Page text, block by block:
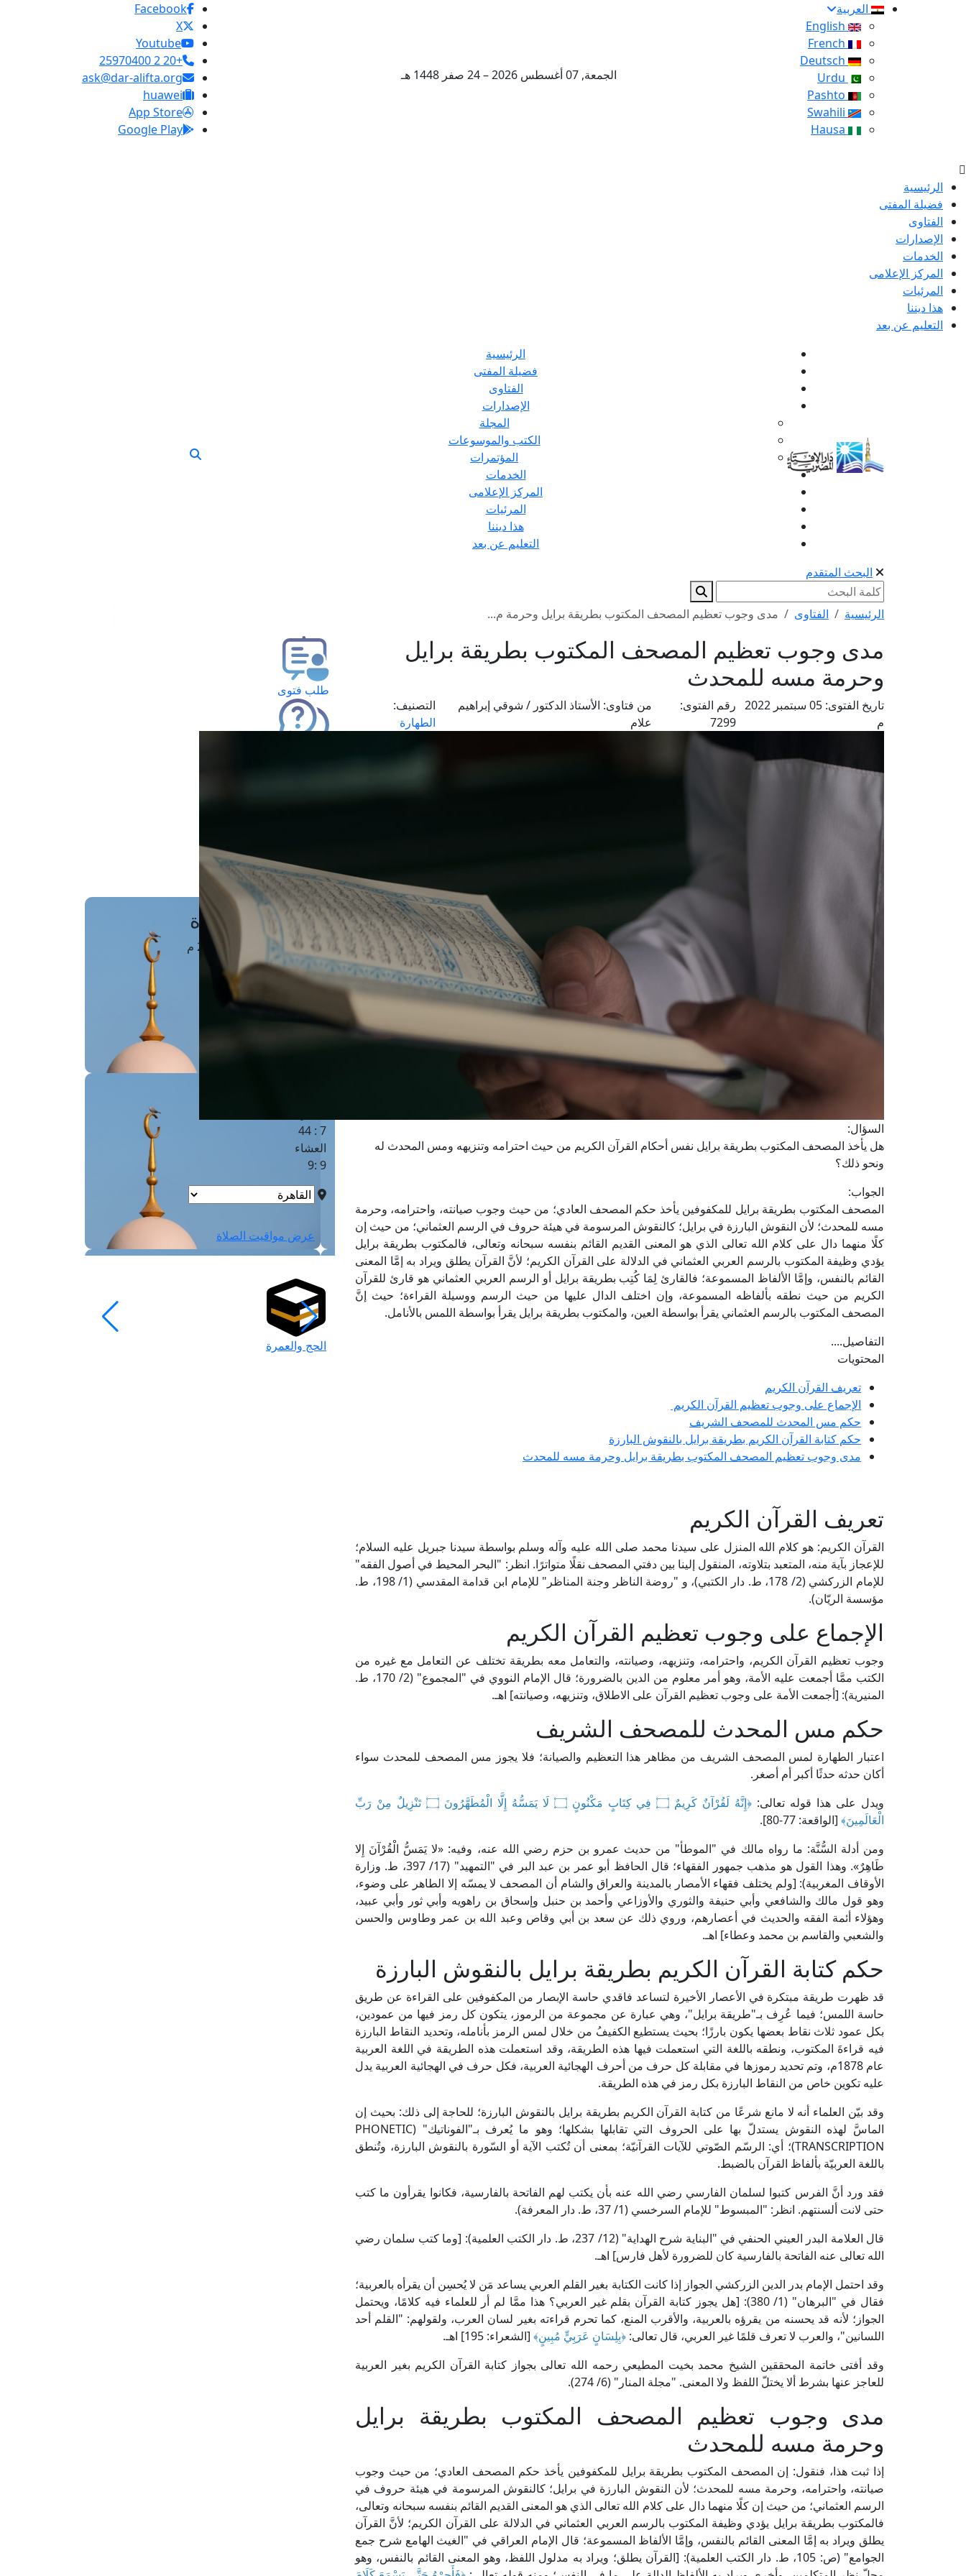
العربية
الجمعة, 07 أغسطس 2026 – 24 صفر 1448 هـ
Facebook
X
Youtube
+20 2 25970400
ask@dar-alifta.org
huawei
App Store
Google Play
الرئيسية
فضيلة المفتى
الفتاوى
الإصدارات
الخدمات
المركز الإعلامى
المرئيات
هذا ديننا
التعليم عن بعد
الرئيسية
فضيلة المفتى
الفتاوى
الإصدارات
المجلة
الكتب والموسوعات
المؤتمرات
الخدمات
المركز الإعلامى
المرئيات
هذا ديننا
التعليم عن بعد
البحث المتقدم
الرئيسية الفتاوى مدى وجوب تعظيم المصحف المكتوب بطريقة برايل وحرمة م...
مدى وجوب تعظيم المصحف المكتوب بطريقة برايل
وحرمة مسه للمحدث
تاريخ الفتوى:
05 سبتمبر 2022
م
رقم الفتوى:
7299
من فتاوى: الأستاذ الدكتور / شوقي إبراهيم
علام
التصنيف:
الطهارة
السؤال:
هل يأخذ المصحف المكتوب بطريقة برايل نفس أحكام القرآن الكريم من حيث احترامه وتنزيهه ومس المحدث له
ونحو ذلك؟
الجواب:
المصحف المكتوب بطريقة برايل للمكفوفين يأخذ حكم المصحف العادي؛ من حيث وجوب صيانته، واحترامه، وحرمة
مسه للمحدث؛ لأن النقوش البارزة في برايل؛ كالنقوش المرسومة في هيئة حروف في الرسم العثماني؛ من حيث إن
كلًا منهما دال على كلام الله تعالى الذي هو المعنى القديم القائم بنفسه سبحانه وتعالى، فالمكتوب بطريقة برايل
يؤدي وظيفة المكتوب بالرسم العربي العثماني في الدلالة على القرآن الكريم؛ لأنَّ القرآن يطلق ويراد به إمَّا المعنى
القائم بالنفس، وإمَّا الألفاظ المسموعة؛ فالقارئ لِمَا كُتِب بطريقة برايل أو الرسم العربي العثماني هو قارئ للقرآن
الكريم من حيث نطقه بألفاظه المسموعة، وإن اختلف الدال عليها من حيث الرسم ووسيلة القراءة؛ حيث إنَّ
المصحف المكتوب بالرسم العثماني يقرأ بواسطة العين، والمكتوب بطريقة برايل يقرأ بواسطة اللمس بالأنامل.
التفاصيل....
المحتويات
تعريف القرآن الكريم
الإجماع على وجوب تعظيم القرآن الكريم
حكم مس المحدث للمصحف الشريف
حكم كتابة القرآن الكريم بطريقة برايل بالنقوش البارزة
مدى وجوب تعظيم المصحف المكتوب بطريقة برايل وحرمة مسه للمحدث
تعريف القرآن الكريم
القرآن الكريم: هو كلام الله المنزل على سيدنا محمد صلى الله عليه وآله وسلم بواسطة سيدنا جبريل عليه السلام؛
للإعجاز بآية منه، المتعبد بتلاوته، المنقول إلينا بين دفتي المصحف نقلًا متواترًا. انظر: "البحر المحيط في أصول الفقه"
للإمام الزركشي (2/ 178، ط. دار الكتبي)، و "روضة الناظر وجنة المناظر" للإمام ابن قدامة المقدسي (1/ 198، ط.
مؤسسة الريّان).
الإجماع على وجوب تعظيم القرآن الكريم
وجوب تعظيم القرآن الكريم، واحترامه، وتنزيهه، وصيانته، والتعامل معه بطريقة تختلف عن التعامل مع غيره من
الكتب ممَّا أجمعت عليه الأمة، وهو أمر معلوم من الدين بالضرورة؛ قال الإمام النووي في "المجموع" (2/ 170، ط.
المنيرية): [أجمعت الأمة على وجوب تعظيم القرآن على الاطلاق، وتنزيهه، وصيانته] اهـ.
حكم مس المحدث للمصحف الشريف
اعتبار الطهارة لمس المصحف الشريف من مظاهر هذا التعظيم والصيانة؛ فلا يجوز مس المصحف للمحدث سواء
أكان حدثه حدثًا أكبر أم أصغر.
ويدل على هذا قوله تعالى:
﴿إِنَّهُ لَقُرْآنٌ كَرِيمٌ ۝ فِي كِتَابٍ مَكْنُونٍ ۝ لَا يَمَسُّهُ إِلَّا الْمُطَهَّرُونَ ۝ تَنْزِيلٌ مِنْ رَبِّ
الْعَالَمِينَ﴾ [الواقعة: 77-80].
ومن أدلة السُّنَّة: ما رواه مالك في "الموطأ" من حديث عمرو بن حزم رضي الله عنه، وفيه: «لا يَمَسُّ الْقُرْآنَ إِلا
طَاهِرٌ». وهذا القول هو مذهب جمهور الفقهاء؛ قال الحافظ أبو عمر بن عبد البر في "التمهيد" (17/ 397، ط. وزارة
الأوقاف المغربية): [ولم يختلف فقهاء الأمصار بالمدينة والعراق والشام أن المصحف لا يمسّه إلا الطاهر على وضوء،
وهو قول مالك والشافعي وأبي حنيفة والثوري والأوزاعي وأحمد بن حنبل وإسحاق بن راهويه وأبي ثور وأبي عبيد،
وهؤلاء أئمة الفقه والحديث في أعصارهم، وروي ذلك عن سعد بن أبي وقاص وعبد الله بن عمر وطاوس والحسن
والشعبي والقاسم بن محمد وعطاء] اهـ.
حكم كتابة القرآن الكريم بطريقة برايل بالنقوش البارزة
قد ظهرت طريقة مبتكرة في الأعصار الأخيرة لتساعد فاقدي حاسة الإبصار من المكفوفين على القراءة عن طريق
حاسة اللمس؛ فيما عُرِف بـ"طريقة برايل"، وهي عبارة عن مجموعة من الرموز، يتكون كل رمز فيها من عمودين،
بكل عمود ثلاث نقاط بعضها يكون بارزًا؛ بحيث يستطيع الكفيفُ من خلال لمس الرمز بأنامله، وتحديد النقاط البارزة
فيه قراءةَ المكتوب، ونطقه باللغة التي استعملت فيها هذه الطريقة، وقد استعملت هذه الطريقة في اللغة العربية
عام 1878م، وتم تحديد رموزها في مقابلة كل حرف من أحرف الهجائية العربية، فكل حرف في الهجائية العربية يدل
عليه تكوين خاص من النقاط البارزة بكل رمز في هذه الطريقة.
وقد بيّن العلماء أنه لا مانع شرعًا من كتابة القرآن الكريم بطريقة برايل بالنقوش البارزة؛ للحاجة إلى ذلك: بحيث إن
الماسَّ لهذه النقوش يستدلّ بها على الحروف التي تقابلها بشكلها؛ وهو ما يُعرف بـ"الفوناتيك" (PHONETIC
TRANSCRIPTION)؛ أي: الرسّم الصّوتي للآيات القرآنيّة؛ بمعنى أن تُكتب الآية أو السّورة بالنقوش البارزة، وتُنطق
باللغة العربيّة بألفاظ القرآن بالضبط.
فقد ورد أنَّ الفرس كتبوا لسلمان الفارسي رضي الله عنه بأن يكتب لهم الفاتحة بالفارسية، فكانوا يقرأون ما كتب
حتى لانت ألسنتهم. انظر: "المبسوط" للإمام السرخسي (1/ 37، ط. دار المعرفة).
قال العلامة البدر العيني الحنفي في "البناية شرح الهداية" (12/ 237، ط. دار الكتب العلمية): [وما كتب سلمان رضي
الله تعالى عنه الفاتحة بالفارسية كان للضرورة لأهل فارس] اهـ.
وقد احتمل الإمام بدر الدين الزركشي الجواز إذا كانت الكتابة بغير القلم العربي يساعد مَن لا يُحسِن أن يقرأه بالعربية؛
فقال في "البرهان" (1/ 380): [هل يجوز كتابة القرآن بقلم غير العربي؟ هذا ممَّا لم أر للعلماء فيه كلامًا، ويحتمل
الجواز؛ لأنه قد يحسنه من يقرؤه بالعربية، والأقرب المنع، كما تحرم قراءته بغير لسان العرب، ولقولهم: "القلم أحد
اللسانين"، والعرب لا تعرف قلمًا غير العربي، قال تعالى: ﴿بِلِسَانٍ عَرَبِيٍّ مُبِينٍ﴾ [الشعراء: 195] اهـ.
وقد أفتى خاتمة المحققين الشيخ محمد بخيت المطيعي رحمه الله تعالى بجواز كتابة القرآن الكريم بغير العربية
للعاجز عنها بشرط ألا يختلّ اللفظ ولا المعنى. "مجلة المنار" (6/ 274).
مدى وجوب تعظيم المصحف المكتوب بطريقة برايل
وحرمة مسه للمحدث
إذا ثبت هذا، فنقول: إن المصحف المكتوب بطريقة برايل للمكفوفين يأخذ حكم المصحف العادي؛ من حيث وجوب
صيانته، واحترامه، وحرمة مسه للمحدث؛ لأن النقوش البارزة في برايل؛ كالنقوش المرسومة في هيئة حروف في
الرسم العثماني؛ من حيث إن كلًا منهما دال على كلام الله تعالى الذي هو المعنى القديم القائم بنفسه سبحانه وتعالى،
فالمكتوب بطريقة برايل يؤدي وظيفة المكتوب بالرسم العربي العثماني في الدلالة على القرآن الكريم؛ لأنَّ القرآن
يطلق ويراد به إمَّا المعنى القائم بالنفس، وإمَّا الألفاظ المسموعة؛ قال الإمام العراقي في "الغيث الهامع شرح جمع
الجوامع" (ص: 105، ط. دار الكتب العلمية): [القرآن يطلق؛ ويراد به مدلول اللفظ، وهو المعنى القائم بالنفس، وهو
طلب فتوى
الفتوى الهاتفية
مَواقِيتُ الصَّـــلاة
القاهرة · 07 أغسطس 2026 م
الفجر
الشروق
6 :17
7 : 44
العشاء
9 :9
عرض مواقيت الصلاة
الحج والعمرة